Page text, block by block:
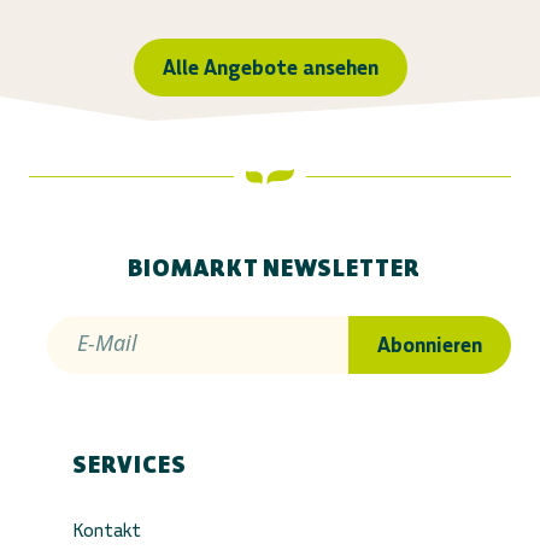
Alle Angebote ansehen
BIOMARKT NEWSLETTER
E-Mail Abonnieren
SERVICES
Kontakt